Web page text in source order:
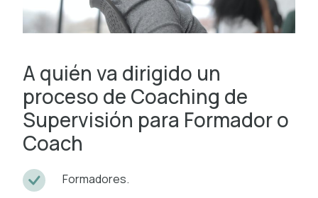
A quién va dirigido un
proceso de Coaching de
Supervisión para Formador o
Coach
Formadores.